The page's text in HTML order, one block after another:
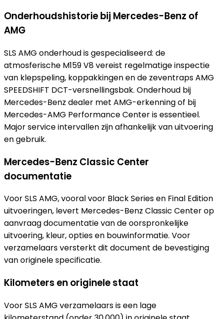
Onderhoudshistorie bij Mercedes-Benz of
AMG
SLS AMG onderhoud is gespecialiseerd: de
atmosferische M159 V8 vereist regelmatige inspectie
van klepspeling, koppakkingen en de zeventraps AMG
SPEEDSHIFT DCT-versnellingsbak. Onderhoud bij
Mercedes-Benz dealer met AMG-erkenning of bij
Mercedes-AMG Performance Center is essentieel.
Major service intervallen zijn afhankelijk van uitvoering
en gebruik.
Mercedes-Benz Classic Center
documentatie
Voor SLS AMG, vooral voor Black Series en Final Edition
uitvoeringen, levert Mercedes-Benz Classic Center op
aanvraag documentatie van de oorspronkelijke
uitvoering, kleur, opties en bouwinformatie. Voor
verzamelaars versterkt dit document de bevestiging
van originele specificatie.
Kilometers en originele staat
Voor SLS AMG verzamelaars is een lage